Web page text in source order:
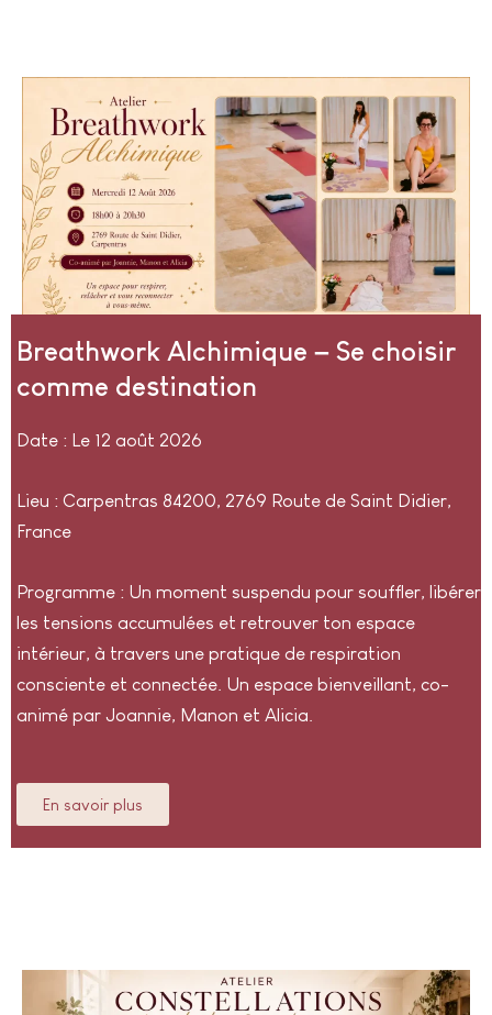
Breathwork Alchimique – Se choisir
comme destination
Date : Le 12 août 2026
Lieu : Carpentras 84200, 2769 Route de Saint Didier,
France
Programme : Un moment suspendu pour souffler, libérer
les tensions accumulées et retrouver ton espace
intérieur, à travers une pratique de respiration
consciente et connectée. Un espace bienveillant, co-
animé par Joannie, Manon et Alicia.
En savoir plus